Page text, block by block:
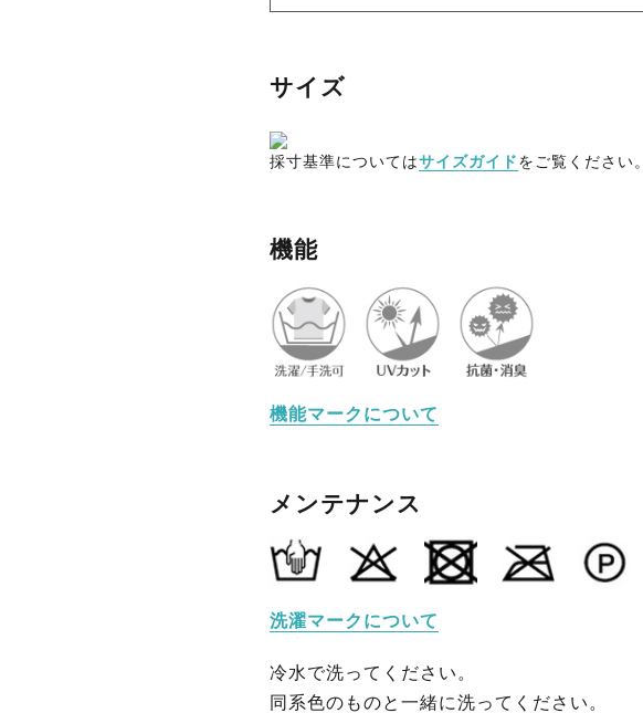
サイズ
採寸基準についてはサイズガイドをご覧ください。
機能
機能マークについて
メンテナンス
洗濯マークについて
冷水で洗ってください。
同系色のものと一緒に洗ってください。